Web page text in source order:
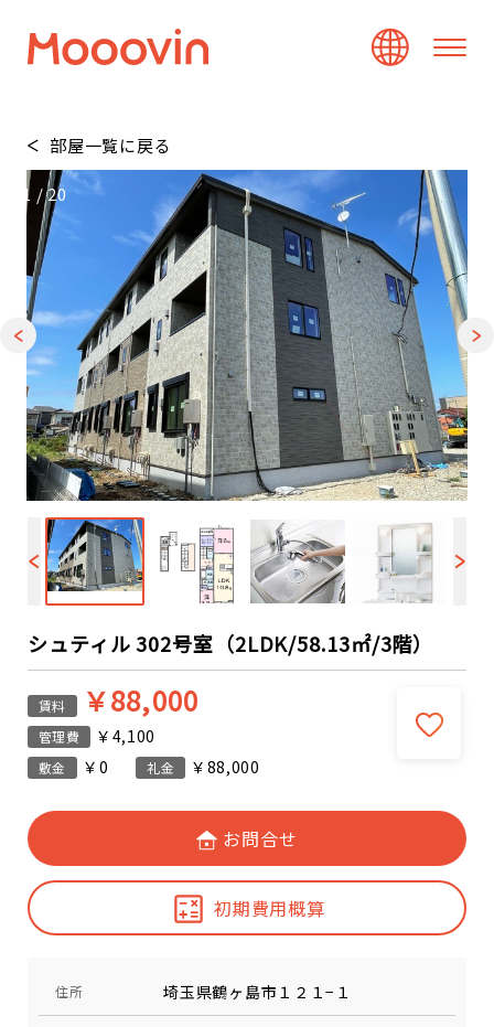
部屋一覧に戻る
1 /20
シュティル 302号室（2LDK/58.13㎡/3階）
賃料 ￥88,000
管理費 ￥4,100
敷金 ￥0 礼金 ￥88,000
お問合せ
初期費用概算
住所 埼玉県鶴ヶ島市１２１−１